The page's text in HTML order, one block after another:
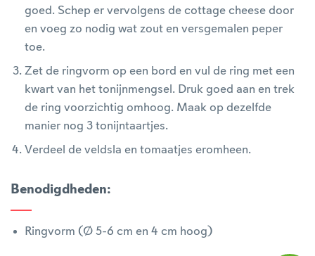
goed. Schep er vervolgens de cottage cheese door
en voeg zo nodig wat zout en versgemalen peper
toe.
Zet de ringvorm op een bord en vul de ring met een
kwart van het tonijnmengsel. Druk goed aan en trek
de ring voorzichtig omhoog. Maak op dezelfde
manier nog 3 tonijntaartjes.
Verdeel de veldsla en tomaatjes eromheen.
Benodigdheden:
Ringvorm (Ø 5-6 cm en 4 cm hoog)